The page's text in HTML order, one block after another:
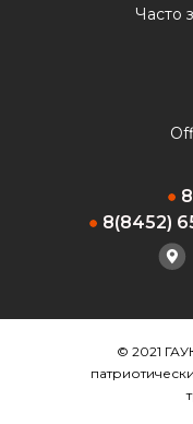
Часто
8(8452)
© 2021